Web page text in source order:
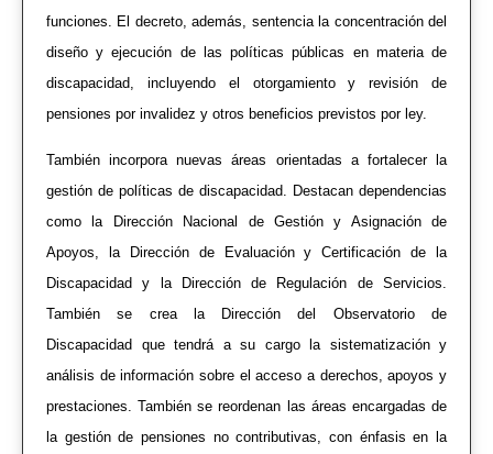
funciones. El decreto, además, sentencia la concentración del
diseño y ejecución de las políticas públicas en materia de
discapacidad, incluyendo el otorgamiento y revisión de
pensiones por invalidez y otros beneficios previstos por ley.
También incorpora nuevas áreas orientadas a fortalecer la
gestión de políticas de discapacidad. Destacan dependencias
como la Dirección Nacional de Gestión y Asignación de
Apoyos, la Dirección de Evaluación y Certificación de la
Discapacidad y la Dirección de Regulación de Servicios.
También se crea la Dirección del Observatorio de
Discapacidad que tendrá a su cargo la sistematización y
análisis de información sobre el acceso a derechos, apoyos y
prestaciones. También se reordenan las áreas encargadas de
la gestión de pensiones no contributivas, con énfasis en la